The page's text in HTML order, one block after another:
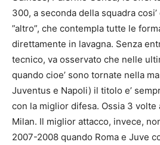
300, a seconda della squadra
”altro”, che contempla tutte le
direttamente in lavagna. Senza
tecnico, va osservato che nelle
quando cioe’ sono tornate nella
Juventus e Napoli) il titolo e’
con la miglior difesa. Ossia 3 volte
Milan. Il miglior attacco, invece,
2007-2008 quando Roma e Juve